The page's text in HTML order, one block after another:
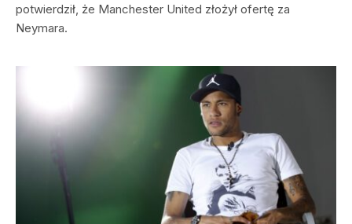
potwierdził, że Manchester United złożył ofertę za
Neymara.